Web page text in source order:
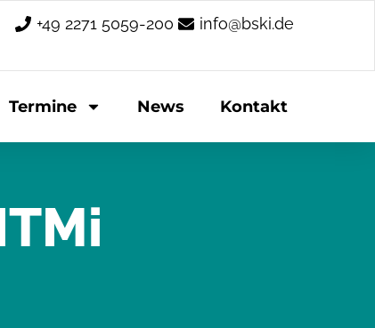
+49 2271 5059-200 info@bski.de
Termine News Kontakt